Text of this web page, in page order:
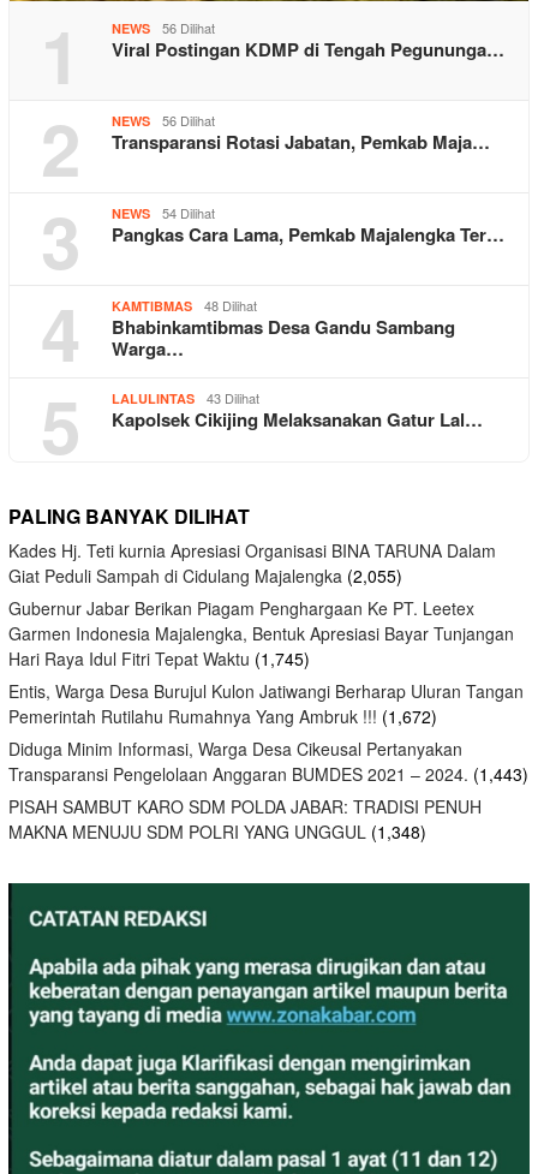
1 NEWS 56 Dilihat
Viral Postingan KDMP di Tengah Pegununga…
2 NEWS 56 Dilihat
Transparansi Rotasi Jabatan, Pemkab Maja…
3 NEWS 54 Dilihat
Pangkas Cara Lama, Pemkab Majalengka Ter…
4 KAMTIBMAS 48 Dilihat
Bhabinkamtibmas Desa Gandu Sambang
Warga…
5 LALULINTAS 43 Dilihat
Kapolsek Cikijing Melaksanakan Gatur Lal…
PALING BANYAK DILIHAT
Kades Hj. Teti kurnia Apresiasi Organisasi BINA TARUNA Dalam
Giat Peduli Sampah di Cidulang Majalengka (2,055)
Gubernur Jabar Berikan Piagam Penghargaan Ke PT. Leetex
Garmen Indonesia Majalengka, Bentuk Apresiasi Bayar Tunjangan
Hari Raya Idul Fitri Tepat Waktu (1,745)
Entis, Warga Desa Burujul Kulon Jatiwangi Berharap Uluran Tangan
Pemerintah Rutilahu Rumahnya Yang Ambruk !!! (1,672)
Diduga Minim Informasi, Warga Desa Cikeusal Pertanyakan
Transparansi Pengelolaan Anggaran BUMDES 2021 – 2024. (1,443)
PISAH SAMBUT KARO SDM POLDA JABAR: TRADISI PENUH
MAKNA MENUJU SDM POLRI YANG UNGGUL (1,348)